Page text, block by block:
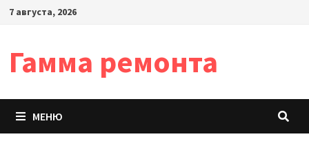
Перейти
7 августа, 2026
Гамма ремонта
МЕНЮ